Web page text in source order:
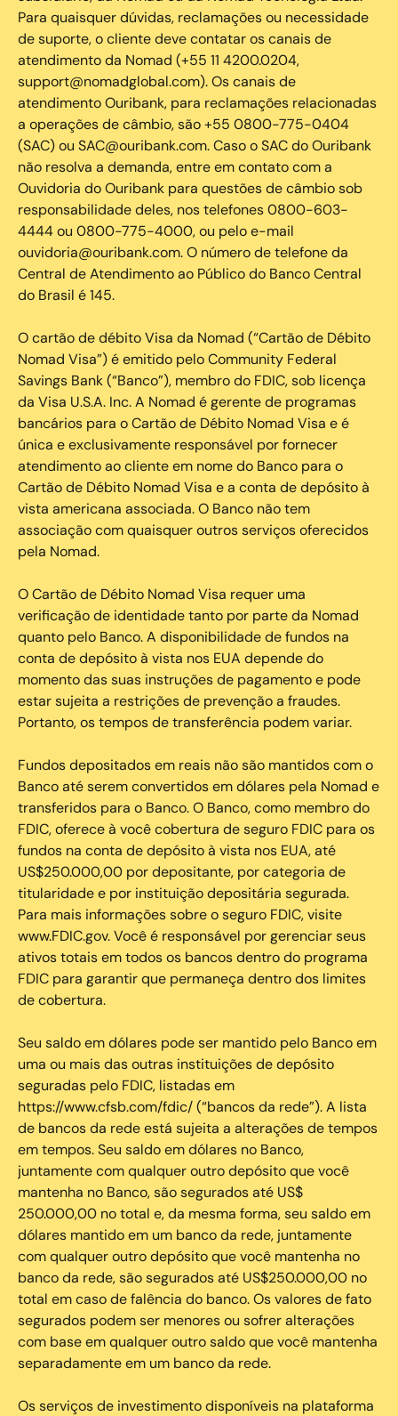
Para quaisquer dúvidas, reclamações ou necessidade
de suporte, o cliente deve contatar os canais de
atendimento da Nomad (+55 11 4200.0204,
support@nomadglobal.com). Os canais de
atendimento Ouribank, para reclamações relacionadas
a operações de câmbio, são +55 0800-775-0404
(SAC) ou SAC@ouribank.com. Caso o SAC do Ouribank
não resolva a demanda, entre em contato com a
Ouvidoria do Ouribank para questões de câmbio sob
responsabilidade deles, nos telefones 0800-603-
4444 ou 0800-775-4000, ou pelo e-mail
ouvidoria@ouribank.com. O número de telefone da
Central de Atendimento ao Público do Banco Central
do Brasil é 145.
O cartão de débito Visa da Nomad (“Cartão de Débito
Nomad Visa”) é emitido pelo Community Federal
Savings Bank (“Banco”), membro do FDIC, sob licença
da Visa U.S.A. Inc. A Nomad é gerente de programas
bancários para o Cartão de Débito Nomad Visa e é
única e exclusivamente responsável por fornecer
atendimento ao cliente em nome do Banco para o
Cartão de Débito Nomad Visa e a conta de depósito à
vista americana associada. O Banco não tem
associação com quaisquer outros serviços oferecidos
pela Nomad.
O Cartão de Débito Nomad Visa requer uma
verificação de identidade tanto por parte da Nomad
quanto pelo Banco. A disponibilidade de fundos na
conta de depósito à vista nos EUA depende do
momento das suas instruções de pagamento e pode
estar sujeita a restrições de prevenção a fraudes.
Portanto, os tempos de transferência podem variar.
Fundos depositados em reais não são mantidos com o
Banco até serem convertidos em dólares pela Nomad e
transferidos para o Banco. O Banco, como membro do
FDIC, oferece à você cobertura de seguro FDIC para os
fundos na conta de depósito à vista nos EUA, até
US$250.000,00 por depositante, por categoria de
titularidade e por instituição depositária segurada.
Para mais informações sobre o seguro FDIC, visite
www.FDIC.gov. Você é responsável por gerenciar seus
ativos totais em todos os bancos dentro do programa
FDIC para garantir que permaneça dentro dos limites
de cobertura.
Seu saldo em dólares pode ser mantido pelo Banco em
uma ou mais das outras instituições de depósito
seguradas pelo FDIC, listadas em
https://www.cfsb.com/fdic/ (“bancos da rede”). A lista
de bancos da rede está sujeita a alterações de tempos
em tempos. Seu saldo em dólares no Banco,
juntamente com qualquer outro depósito que você
mantenha no Banco, são segurados até US$
250.000,00 no total e, da mesma forma, seu saldo em
dólares mantido em um banco da rede, juntamente
com qualquer outro depósito que você mantenha no
banco da rede, são segurados até US$250.000,00 no
total em caso de falência do banco. Os valores de fato
segurados podem ser menores ou sofrer alterações
com base em qualquer outro saldo que você mantenha
separadamente em um banco da rede.
Os serviços de investimento disponíveis na plataforma